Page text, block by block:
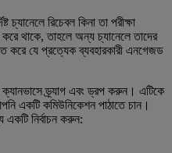
চ্যানেলে রিচেবল কিনা তা পরীক্ষা
থাকে, তাহলে অন্য চ্যানেলে তাদের
করে যে প্রত্যেক ব্যবহারকারী এনগেজড
ক্যানভাসে ড্র্যাগ এবং ড্রপ করুন। এটিকে
একটি কমিউনিকেশন পাঠাতে চান।
একটি নির্বাচন করুন: